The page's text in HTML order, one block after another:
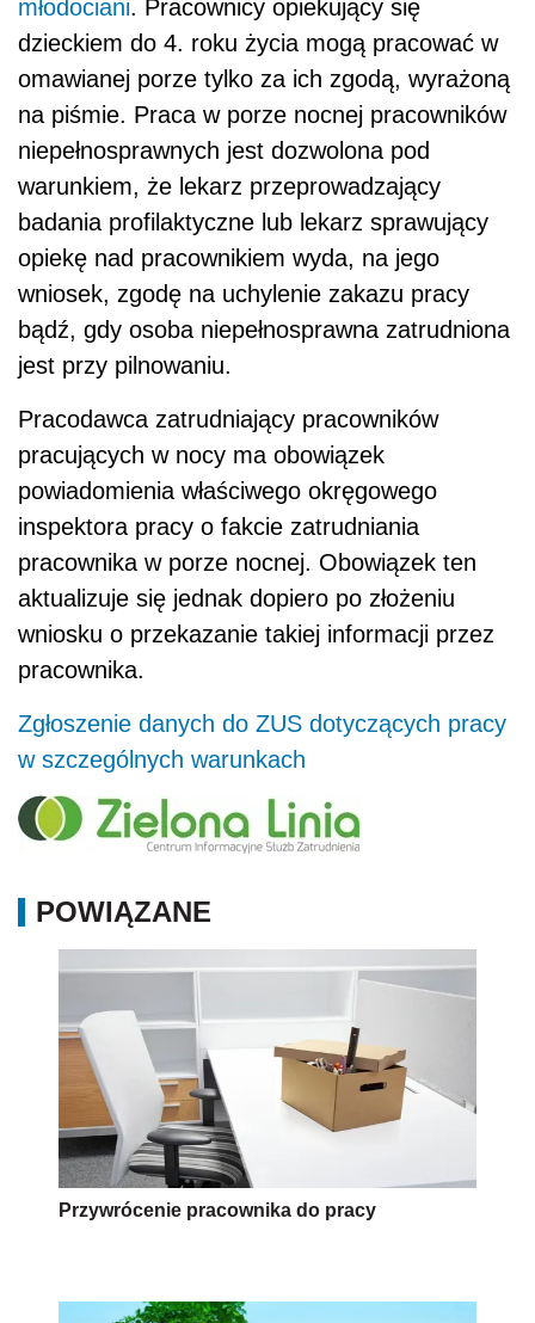
młodociani. Pracownicy opiekujący się
dzieckiem do 4. roku życia mogą pracować w
omawianej porze tylko za ich zgodą, wyrażoną
na piśmie. Praca w porze nocnej pracowników
niepełnosprawnych jest dozwolona pod
warunkiem, że lekarz przeprowadzający
badania profilaktyczne lub lekarz sprawujący
opiekę nad pracownikiem wyda, na jego
wniosek, zgodę na uchylenie zakazu pracy
bądź, gdy osoba niepełnosprawna zatrudniona
jest przy pilnowaniu.
Pracodawca zatrudniający pracowników
pracujących w nocy ma obowiązek
powiadomienia właściwego okręgowego
inspektora pracy o fakcie zatrudniania
pracownika w porze nocnej. Obowiązek ten
aktualizuje się jednak dopiero po złożeniu
wniosku o przekazanie takiej informacji przez
pracownika.
Zgłoszenie danych do ZUS dotyczących pracy
w szczególnych warunkach
POWIĄZANE
Przywrócenie pracownika do pracy